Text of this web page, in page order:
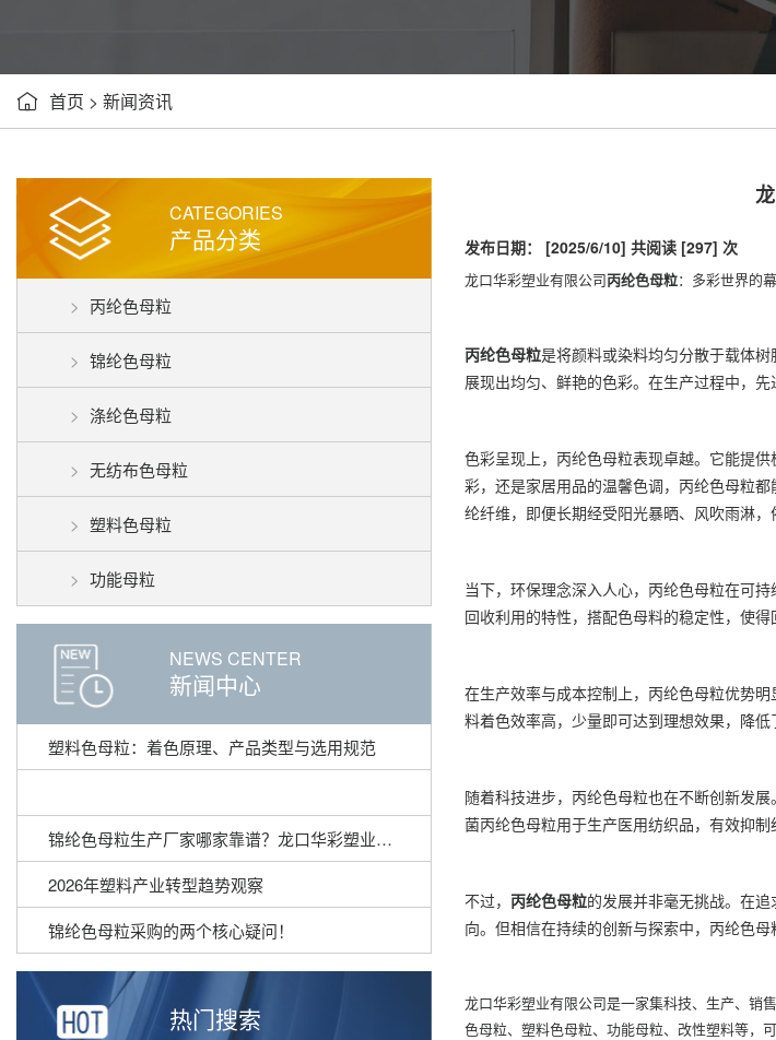
 首页 > 新闻资讯
CATEGORIES
产品分类
丙纶色母粒
锦纶色母粒
涤纶色母粒
无纺布色母粒
塑料色母粒
功能母粒
NEWS CENTER
新闻中心
塑料色母粒：着色原理、产品类型与选用规范
锦纶色母粒生产厂家哪家靠谱？龙口华彩塑业锦纶色母粒产品详解
2026年塑料产业转型趋势观察
锦纶色母粒采购的两个核心疑问！
热门搜索
发布日期： [2025/6/10] 共阅读 [297] 次
龙口华彩塑业有限公司丙纶色母粒：多彩世界的幕
丙纶色母粒是将颜料或染料均匀分散于载体
展现出均匀、鲜艳的色彩。在生产过程中，
色彩呈现上，丙纶色母粒表现卓越。它能提
彩，还是家居用品的温馨色调，丙纶色母粒
纶纤维，即便长期经受阳光暴晒、风吹雨淋
当下，环保理念深入人心，丙纶色母粒在可
回收利用的特性，搭配色母料的稳定性，使
在生产效率与成本控制上，丙纶色母粒优势
料着色效率高，少量即可达到理想效果，降低
随着科技进步，丙纶色母粒也在不断创新发
菌丙纶色母粒用于生产医用纺织品，有效抑
不过， 丙纶色母粒的发展并非毫无挑战。在
向。但相信在持续的创新与探索中，丙纶色
龙口华彩塑业有限公司是一家集科技、生产、销
色母粒、 塑料色母粒、 功能母粒、改性塑料等，